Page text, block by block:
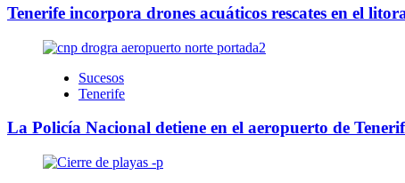
Tenerife incorpora drones acuáticos rescates en el
Sucesos
Tenerife
La Policía Nacional detiene en el aeropuerto de